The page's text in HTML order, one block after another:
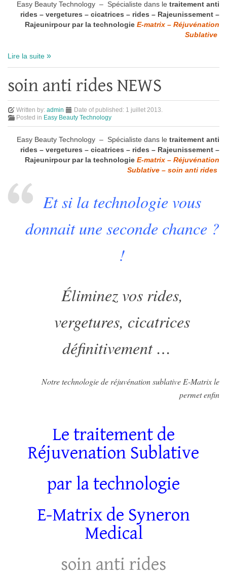
Easy Beauty Technology – Spécialiste dans le traitement anti
rides – vergetures – cicatrices – rides – Rajeunissement –
Rajeunirpour par la technologie E-matrix – Réjuvénation
Sublative
Lire la suite
soin anti rides NEWS
Written by: admin Date of published: 1 juillet 2013.
Posted in Easy Beauty Technology
Easy Beauty Technology – Spécialiste dans le traitement anti
rides – vergetures – cicatrices – rides – Rajeunissement –
Rajeunirpour par la technologie E-matrix – Réjuvénation
Sublative – soin anti rides
Et si la technologie vous
donnait une seconde chance ?
!
Éliminez vos rides,
vergetures, cicatrices
définitivement … ‎
Notre technologie de réjuvénation sublative E-Matrix le
permet enfin
Le traitement de
Réjuvenation Sublative
par la technologie
E-Matrix de Syneron
Medical
soin anti rides